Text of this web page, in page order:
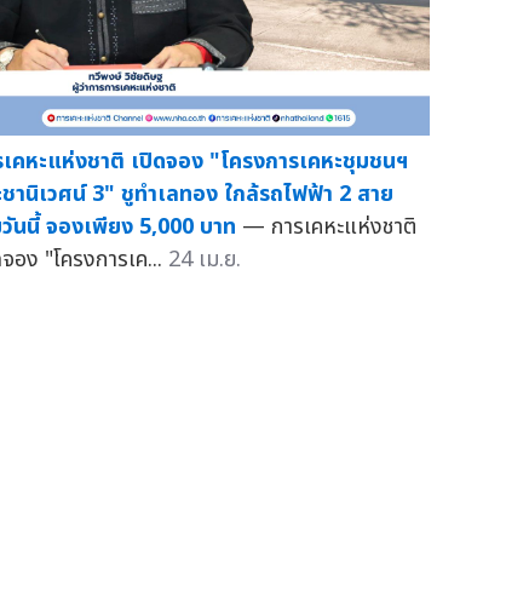
เคหะแห่งชาติ เปิดจอง "โครงการเคหะชุมชนฯ
ชานิเวศน์ 3" ชูทำเลทอง ใกล้รถไฟฟ้า 2 สาย
วันนี้ จองเพียง 5,000 บาท — การเคหะแห่งชาติ
อง "โครงการเค... 24 เม.ย.